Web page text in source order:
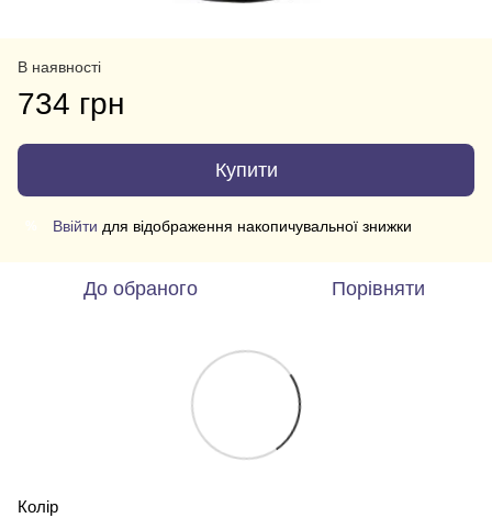
В наявності
734 грн
Купити
Ввійти для відображення накопичувальної знижки
До обраного Порівняти
Колір